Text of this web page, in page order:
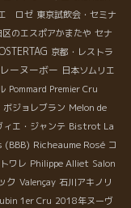
ロゼ 東京試飲会・セミナ
区のエスポアかまたや セナ
京都・レストラ
ーヌーボー 日本ソムリエ
Pommard Premier Cru
ボジョレブラン Melon de
ィエ・ジャンテ Bistrot La
(BBB) Richeaume Rosé コ
ワレ Philippe Alliet Salon
ク Valençay 石川アキノリ
1er Cru 2018年ヌーヴ